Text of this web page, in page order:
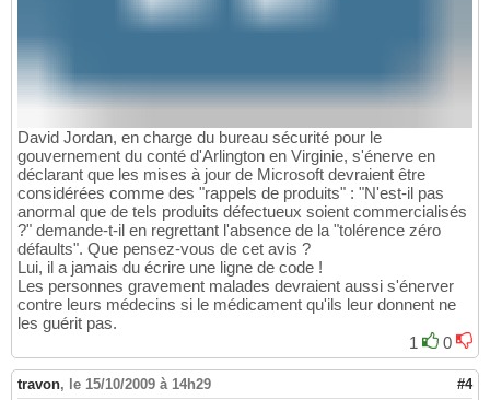
David Jordan, en charge du bureau sécurité pour le
gouvernement du conté d'Arlington en Virginie, s'énerve en
déclarant que les mises à jour de Microsoft devraient être
considérées comme des "rappels de produits" : "N'est-il pas
anormal que de tels produits défectueux soient commercialisés
?" demande-t-il en regrettant l'absence de la "tolérence zéro
défaults". Que pensez-vous de cet avis ?
Lui, il a jamais du écrire une ligne de code !
Les personnes gravement malades devraient aussi s'énerver
contre leurs médecins si le médicament qu'ils leur donnent ne
les guérit pas.
1
0
travon, le 15/10/2009 à 14h29 #4